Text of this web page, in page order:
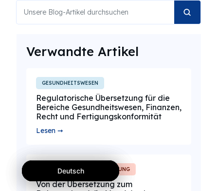
Verwandte Artikel
GESUNDHEITSWESEN
Regulatorische Übersetzung für die
Bereiche Gesundheitswesen, Finanzen,
Recht und Fertigungskonformität
Lesen ➞
EINBLICKE IN DIE ÜBERSETZUNG
Von der Übersetzung zum
Deutsch
Deutsch
Deutsch